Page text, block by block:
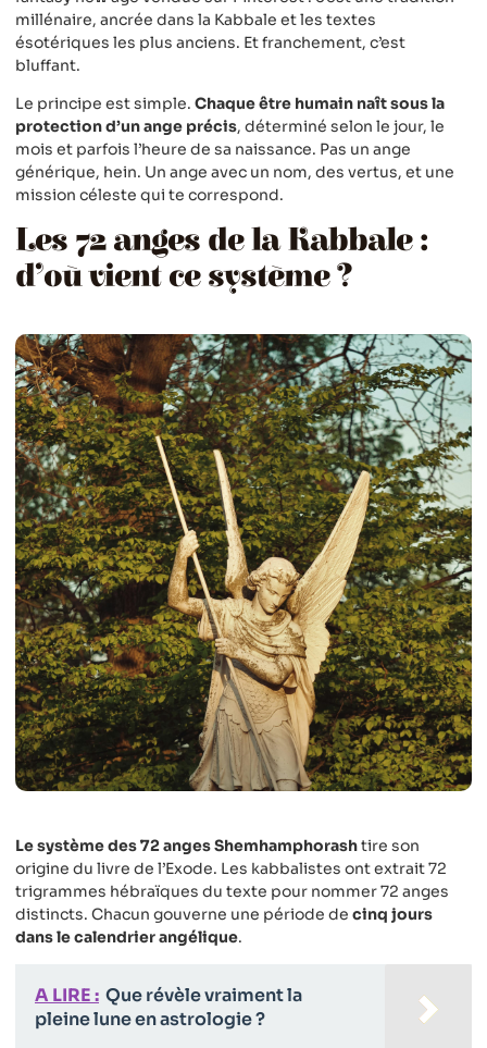
millénaire, ancrée dans la Kabbale et les textes
ésotériques les plus anciens. Et franchement, c’est
bluffant.
Le principe est simple. Chaque être humain naît sous la
protection d’un ange précis, déterminé selon le jour, le
mois et parfois l’heure de sa naissance. Pas un ange
générique, hein. Un ange avec un nom, des vertus, et une
mission céleste qui te correspond.
Les 72 anges de la Kabbale :
d’où vient ce système ?
Le système des 72 anges Shemhamphorashtire son
origine du livre de l’Exode. Les kabbalistes ont extrait 72
trigrammes hébraïques du texte pour nommer 72 anges
distincts. Chacun gouverne une période de cinq jours
dans le calendrier angélique.
A LIRE : Que révèle vraiment la
pleine lune en astrologie ?